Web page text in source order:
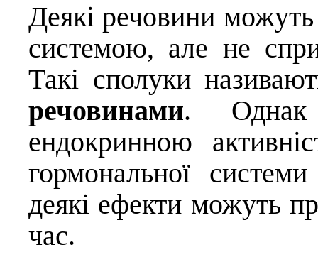
Деякі речовини
системою, але не
Такі сполуки
речовинами. Однак
ендокринною
гормональної
деякі ефекти можуть
час.